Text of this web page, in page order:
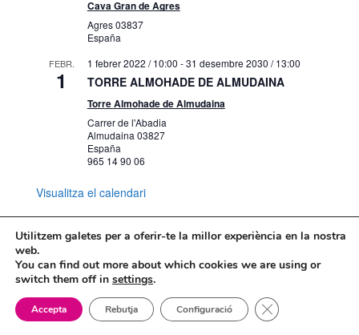
Cava Gran de Agres
Agres03837
España
FEBR.
1
1 febrer 2022 / 10:00 -31 desembre 2030 / 13:00
TORRE ALMOHADE DE ALMUDAINA
Torre Almohade de Almudaina
Carrer de l'Abadia
Almudaina 03827
España
965 14 90 06
Visualitza el calendari
Mapa web
Política de Privacidad
Politica de cookies
Utilitzem galetes per a oferir-te la millor experiència en la nostra
web.
You can find out more about which cookies we are using or
switch them off in settings.
Accepta Rebutja Configuració Tanca el bàner de